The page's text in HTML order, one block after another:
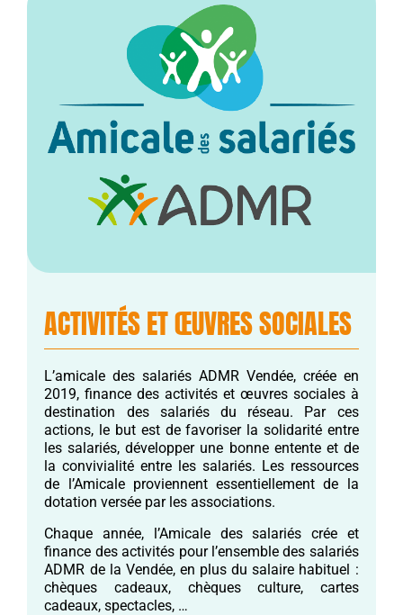
ACTIVITÉS ET ŒUVRES SOCIALES
L’amicale des salariés ADMR Vendée, créée en
2019, finance des activités et œuvres sociales à
destination des salariés du réseau. Par ces
actions, le but est de favoriser la solidarité entre
les salariés, développer une bonne entente et de
la convivialité entre les salariés. Les ressources
de l’Amicale proviennent essentiellement de la
dotation versée par les associations.
Chaque année, l’Amicale des salariés crée et
finance des activités pour l’ensemble des salariés
ADMR de la Vendée, en plus du salaire habituel :
chèques cadeaux, chèques culture, cartes
cadeaux, spectacles, …